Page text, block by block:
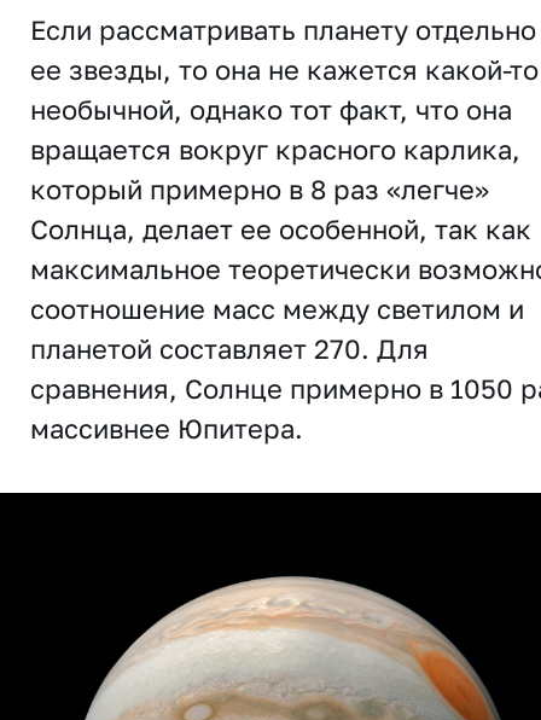
Если рассматривать планету
ее звезды, то она не кажется какой-то
необычной, однако тот факт, что она
вращается вокруг красного карлика,
который примерно в 8 раз «легче»
Солнца, делает ее особенной, так как
максимальное теоретически
соотношение масс между светилом и
планетой составляет 270. Для
сравнения, Солнце примерно в 1050
массивнее Юпитера.